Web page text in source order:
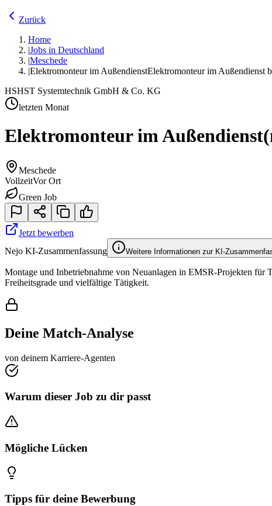
Zurück
Home
|Jobs in Deutschland
|Meschede
|Elektromonteur im AußendienstElektromonteur im Außendienst
HSHST Systemtechnik GmbH & Co. KG
letzten Monat
Elektromonteur im Außendienst
Meschede
VollzeitVor Ort
Green Job
Jetzt bewerben
Nejo KI-Zusammenfassung
Weitere Informationen zur KI-
Montage und Inbetriebnahme von Neuanlagen in EMSR-Projekten für
Freiheitsgrade und vielfältige Tätigkeit.
Deine Match-Analyse
von deinem Karriere-Agenten
Warum dieser Job zu dir passt
Mögliche Lücken
Tipps für deine Bewerbung